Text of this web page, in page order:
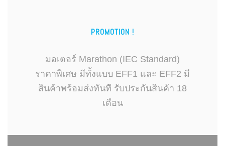
PROMOTION !
มอเตอร์ Marathon (IEC Standard)
ราคาพิเศษ มีทั้งแบบ EFF1 และ EFF2 มี
สินค้าพร้อมส่งทันที รับประกันสินค้า 18
เดือน